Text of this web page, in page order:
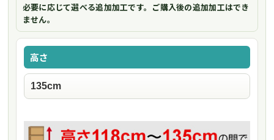
必要に応じて選べる追加加工です。ご購入後の追加加工はでき
ません。
高さ